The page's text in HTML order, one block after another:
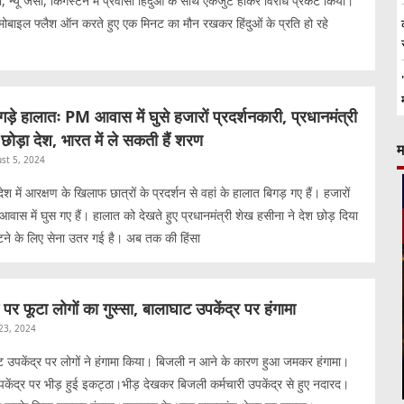
मोबाइल फ्लैश ऑन करते हुए एक मिनट का मौन रखकर हिंदुओं के प्रति हो रहे
हालातः PM आवास में घुसे हजारों प्रदर्शनकारी, प्रधानमंत्री
देश, भारत में ले सकती हैं शरण
5, 2024
में आरक्षण के खिलाफ छात्रों के प्रदर्शन से वहां के हालात बिगड़ गए हैं। हजारों
आवास में घुस गए हैं। हालात को देखते हुए प्रधानमंत्री शेख हसीना ने देश छोड़ दिया
के लिए सेना उतर गई है। अब तक की हिंसा
फूटा लोगों का गुस्सा, बालाघाट उपकेंद्र पर हंगामा
2024
पर लोगों ने हंगामा किया। बिजली न आने के कारण हुआ जमकर हंगामा।
पर भीड़ हुई इकट्ठा।भीड़ देखकर बिजली कर्मचारी उपकेंद्र से हुए नदारद।